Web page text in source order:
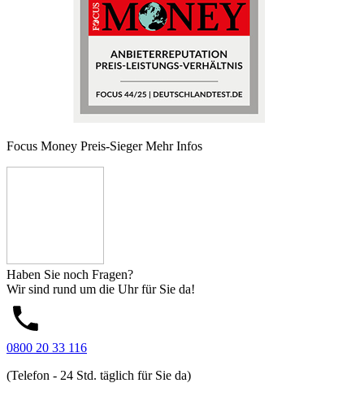
Focus Money Preis-SiegerMehr Infos
Haben Sie noch Fragen?
Wir sind rund um die Uhr für Sie da!
0800 20 33 116
(Telefon - 24 Std. täglich für Sie da)